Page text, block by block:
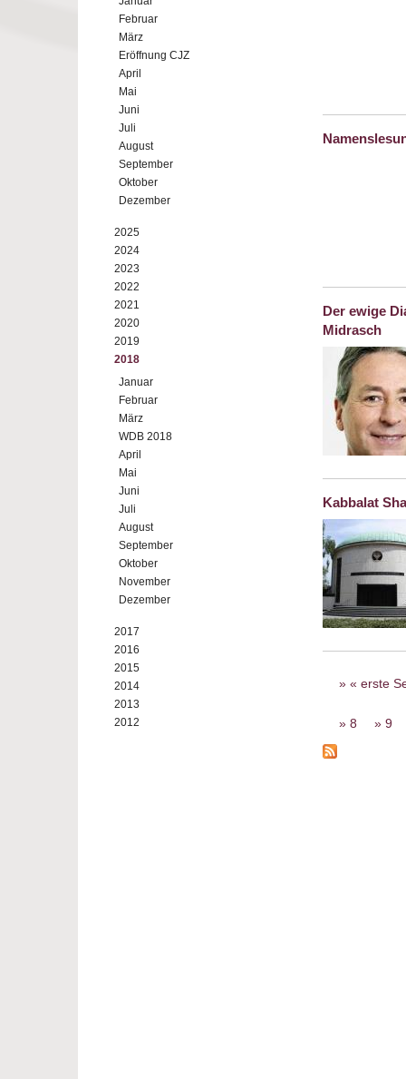
Februar
März
Eröffnung CJZ
April
Mai
Juni
Juli
August
September
Oktober
Dezember
2025
2024
2023
2022
2021
2020
2019
2018
Januar
Februar
März
WDB 2018
April
Mai
Juni
Juli
August
September
Oktober
November
Dezember
2017
2016
2015
2014
2013
2012
Der ewige
Midrasch
Kabbalat
Seiten
« erste
8 9